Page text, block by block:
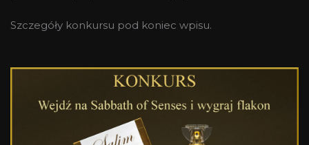
Szczegóły konkursu pod koniec wpisu.